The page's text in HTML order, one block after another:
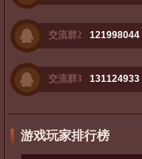
交流群2 121998044
交流群3 131124933
游戏玩家排行榜